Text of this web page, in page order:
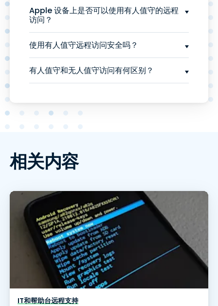
Apple 设备上是否可以使用有人值守的远程
访问？
使用有人值守远程访问安全吗？
有人值守和无人值守访问有何区别？
相关内容
IT和帮助台远程支持